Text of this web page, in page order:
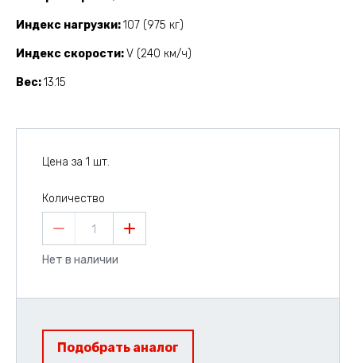
Индекс нагрузки 107 (975 кг)
Индекс скорости V (240 км/ч)
Вес 13.15
Цена за 1 шт.
Количество
1
Нет в наличии
Подобрать аналог